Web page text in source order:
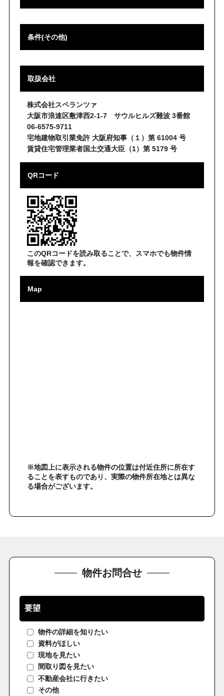
条件(その他)
取扱会社
株式会社スペランツァ
大阪市浪速区敷津西2-1-7 サウルヒルズ難波 3番館
06-6575-9711
宅地建物取引業免許 大阪府知事（１）第 61004 号
賃貸住宅管理業者国土交通大臣（1）第 5179 号
QRコード
このQRコードを読み取ることで、スマホでも物件情
報を確認できます。
Map
※地図上に表示される物件の位置は付近住所に所在す
ることを表すものであり、実際の物件所在地とは異な
る場合がございます。
物件お問合せ
要望
物件の詳細を知りたい
資料がほしい
現地を見たい
間取り図を見たい
不動産会社に行きたい
その他